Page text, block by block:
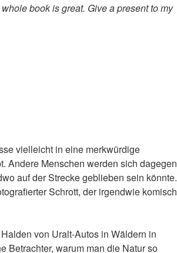
book is great. Give a present to my
vielleicht in eine merkwürdige
Andere Menschen werden sich dagegen
auf der Strecke geblieben sein könnte.
Schrott, der irgendwie komisch
von Uralt-Autos in Wäldern in
Betrachter, warum man die Natur so